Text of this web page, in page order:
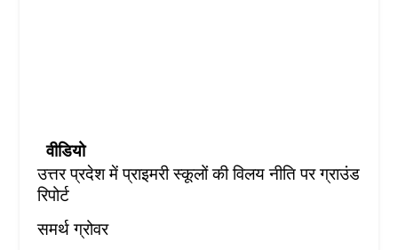
वीडियो
उत्तर प्रदेश में प्राइमरी स्कूलों की विलय नीति पर ग्राउंड
रिपोर्ट
समर्थ ग्रोवर